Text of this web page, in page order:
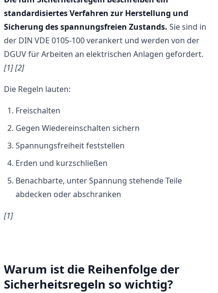
standardisiertes Verfahren zur Herstellung und
Sicherung des spannungsfreien Zustands. Sie sind in
der DIN VDE 0105-100 verankert und werden von der
DGUV für Arbeiten an elektrischen Anlagen gefordert.
[1][2]
Die Regeln lauten:
Freischalten
Gegen Wiedereinschalten sichern
Spannungsfreiheit feststellen
Erden und kurzschließen
Benachbarte, unter Spannung stehende Teile
abdecken oder abschranken
[1]
Warum ist die Reihenfolge der
Sicherheitsregeln so wichtig?